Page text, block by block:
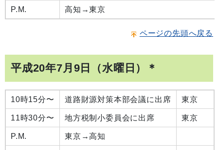
P.M. 高知→東京
ページの先頭へ戻る
平成20年7月9日（水曜日）＊
10時15分〜 道路財源対策本部会議に出席 東京
11時30分〜 地方税制小委員会に出席 東京
P.M. 東京→高知